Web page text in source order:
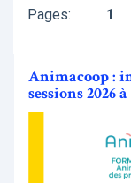
Pages: 1
Animacoop :
sessions 2026